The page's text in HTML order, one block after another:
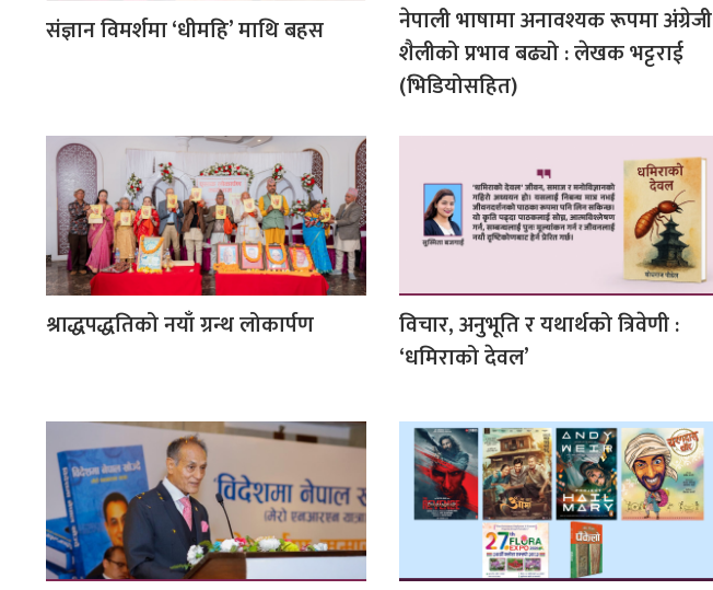
संज्ञान विमर्शमा ‘धीमहि’ माथि बहस
नेपाली भाषामा अनावश्यक रूपमा अंग्रेजी
शैलीको प्रभाव बढ्यो : लेखक भट्टराई
(भिडियोसहित)
श्राद्धपद्धतिको नयाँ ग्रन्थ लोकार्पण
विचार, अनुभूति र यथार्थको त्रिवेणी :
‘धमिराको देवल’